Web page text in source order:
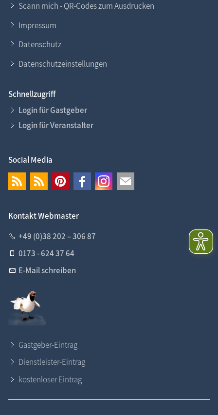
Scann mich - QR-Codes zum Ausdrucken
Impressum
Datenschutz
Datenschutzeinstellungen
Schnellzugriff
Login für Gastgeber
Login für Veranstalter
Social Media
Kontakt Webmaster
+49 (0)38 202 – 306 87
0173 - 624 37 64
E-Mail schreiben
Gastgeber-Eintrag
Dienstleister-Eintrag
kostenloser Eintrag